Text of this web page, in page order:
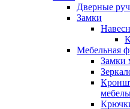
Дверные
Замки
Мебельная
Замки